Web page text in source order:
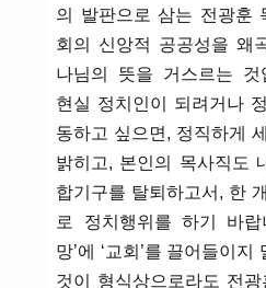
의 발판으로 삼는 전광훈
회의 신앙적 공공성을 왜
나님의 뜻을 거스르는 것
현실 정치인이 되려거나
동하고 싶으면, 정직하게
밝히고, 본인의 목사직도
합기구를 탈퇴하고서, 한
로 정치행위를 하기 바랍
망’에 ‘교회’를 끌어들이지
것이 형식상으로라도 전